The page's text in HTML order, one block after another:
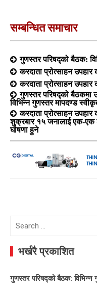
सम्बन्धित समाचार
गुणस्तर परिषद्को बैठक:
करदाता प्रोत्साहन
करदाता प्रोत्साहन
गुणस्तर परिषद्को बैठकमा
विभिन्न गुणस्तर मापदण्ड
करदाता प्रोत्साहन उपहार
शुक्रबार १५ जनालाई एक-एक
घोषणा हुने
Search
भर्खरै प्रकाशित
गुणस्तर परिषद्को बैठक: विभिन्न